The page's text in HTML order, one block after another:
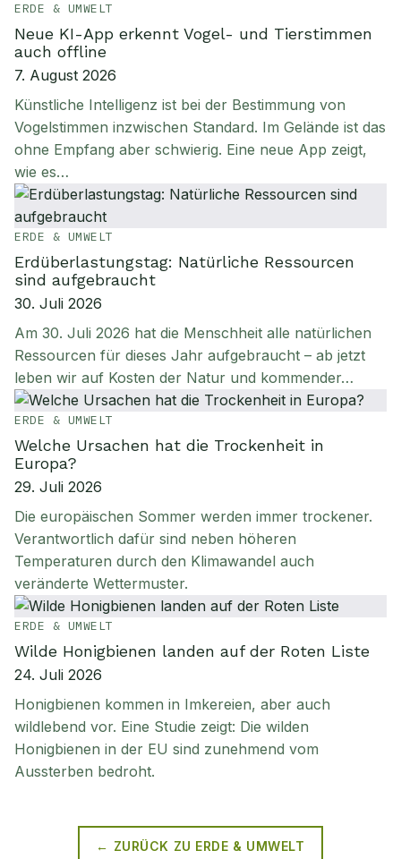
ERDE & UMWELT
Neue KI-App erkennt Vogel- und Tierstimmen
auch offline
7. August 2026
Künstliche Intelligenz ist bei der Bestimmung von
Vogelstimmen inzwischen Standard. Im Gelände ist das
ohne Empfang aber schwierig. Eine neue App zeigt,
wie es…
ERDE & UMWELT
Erdüberlastungstag: Natürliche Ressourcen
sind aufgebraucht
30. Juli 2026
Am 30. Juli 2026 hat die Menschheit alle natürlichen
Ressourcen für dieses Jahr aufgebraucht – ab jetzt
leben wir auf Kosten der Natur und kommender…
ERDE & UMWELT
Welche Ursachen hat die Trockenheit in
Europa?
29. Juli 2026
Die europäischen Sommer werden immer trockener.
Verantwortlich dafür sind neben höheren
Temperaturen durch den Klimawandel auch
veränderte Wettermuster.
ERDE & UMWELT
Wilde Honigbienen landen auf der Roten Liste
24. Juli 2026
Honigbienen kommen in Imkereien, aber auch
wildlebend vor. Eine Studie zeigt: Die wilden
Honigbienen in der EU sind zunehmend vom
Aussterben bedroht.
← ZURÜCK ZU ERDE & UMWELT